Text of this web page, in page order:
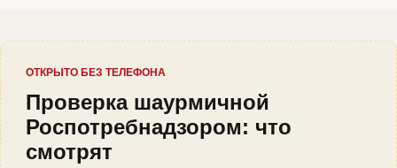
ОТКРЫТО БЕЗ ТЕЛЕФОНА
Проверка шаурмичной
Роспотребнадзором: что
смотрят